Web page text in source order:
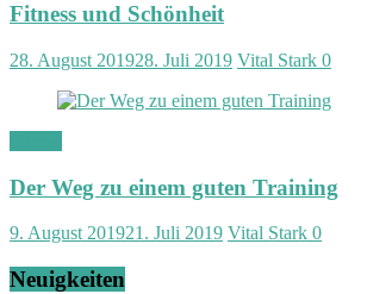
Fitness und Schönheit
28. August 201928. Juli 2019 Vital Stark 0
Der Weg zu einem guten Training
9. August 201921. Juli 2019 Vital Stark 0
Neuigkeiten